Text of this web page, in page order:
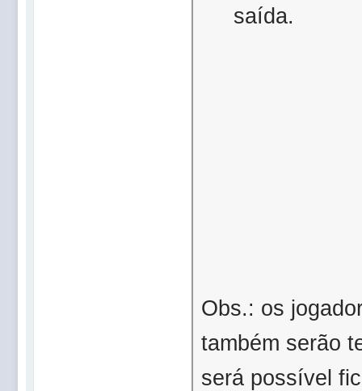
saída.
Obs.: os
também serão
será possível